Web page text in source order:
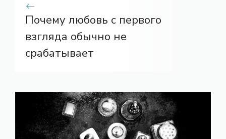
Почему любовь с первого
взгляда обычно не
срабатывает